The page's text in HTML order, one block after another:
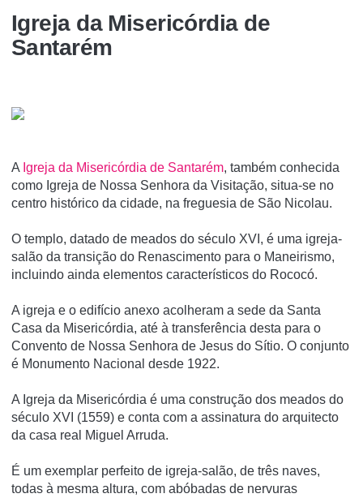
Igreja da Misericórdia de
Santarém
A Igreja da Misericórdia de Santarém, também conhecida
como Igreja de Nossa Senhora da Visitação, situa-se no
centro histórico da cidade, na freguesia de São Nicolau.
O templo, datado de meados do século XVI, é uma igreja-
salão da transição do Renascimento para o Maneirismo,
incluindo ainda elementos caracterí­sticos do Rococó.
A igreja e o edifí­cio anexo acolheram a sede da Santa
Casa da Misericórdia, até à transferência desta para o
Convento de Nossa Senhora de Jesus do Sí­tio. O conjunto
é Monumento Nacional desde 1922.
A Igreja da Misericórdia é uma construção dos meados do
século XVI (1559) e conta com a assinatura do arquitecto
da casa real Miguel Arruda.
É um exemplar perfeito de igreja-salão, de três naves,
todas à mesma altura, com abóbadas de nervuras